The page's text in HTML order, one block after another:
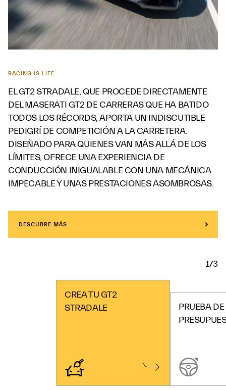
RACING IS LIFE
EL GT2 STRADALE, QUE PROCEDE DIRECTAMENTE
DEL MASERATI GT2 DE CARRERAS QUE HA BATIDO
TODOS LOS RÉCORDS, APORTA UN INDISCUTIBLE
PEDIGRÍ DE COMPETICIÓN A LA CARRETERA.
DISEÑADO PARA QUIENES VAN MÁS ALLÁ DE LOS
LÍMITES, OFRECE UNA EXPERIENCIA DE
CONDUCCIÓN INIGUALABLE CON UNA MECÁNICA
IMPECABLE Y UNAS PRESTACIONES ASOMBROSAS.
DESCUBRE MÁS
1/3
CREA TU GT2
STRADALE
PRUEBA